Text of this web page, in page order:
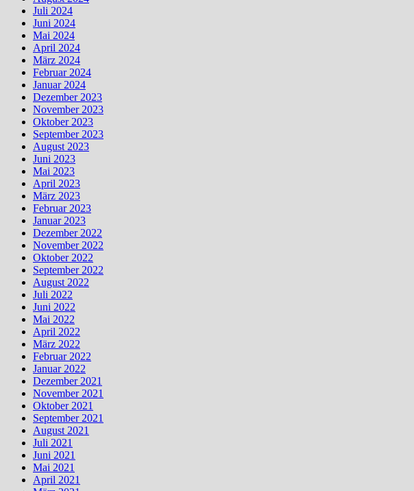
Juli 2024
Juni 2024
Mai 2024
April 2024
März 2024
Februar 2024
Januar 2024
Dezember 2023
November 2023
Oktober 2023
September 2023
August 2023
Juni 2023
Mai 2023
April 2023
März 2023
Februar 2023
Januar 2023
Dezember 2022
November 2022
Oktober 2022
September 2022
August 2022
Juli 2022
Juni 2022
Mai 2022
April 2022
März 2022
Februar 2022
Januar 2022
Dezember 2021
November 2021
Oktober 2021
September 2021
August 2021
Juli 2021
Juni 2021
Mai 2021
April 2021